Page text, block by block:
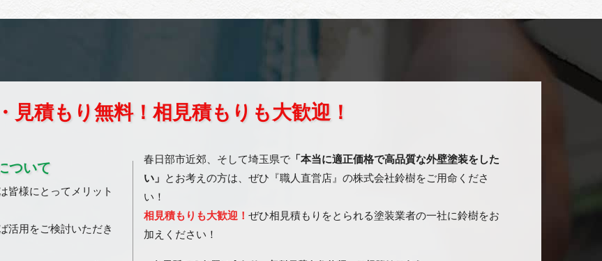
見積もり無料！相見積もりも大歓迎！
ついて
皆様にとってメリット
活用をご検討いただき
春日部市近郊、そして埼玉県で 「本当に適正価格で高品質な外壁塗装をした
い」
とお考えの方は、ぜひ『職人直営店』の株式会社鈴樹をご用命くださ
い！
相見積もりも大歓迎！ ぜひ相見積もりをとられる塗装業者の一社に鈴樹をお
加えください！